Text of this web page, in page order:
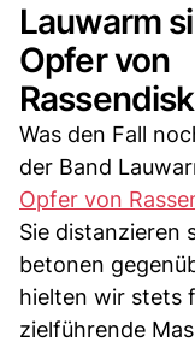
Lauwarm
Opfer von
Was den Fall
der Band
Opfer von
Sie distanzieren
betonen
hielten wir stets
zielführende